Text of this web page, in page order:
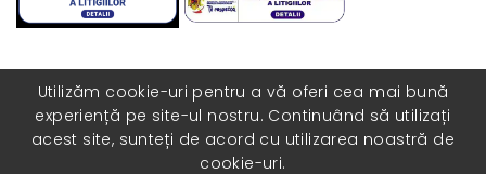
Utilizăm cookie-uri pentru a vă oferi cea mai bună
experiență pe site-ul nostru. Continuând să utilizați
acest site, sunteți de acord cu utilizarea noastră de
cookie-uri.
Toate drepturile rezervate. Realizat cu ❤️ de
catre COLORISITE.RO